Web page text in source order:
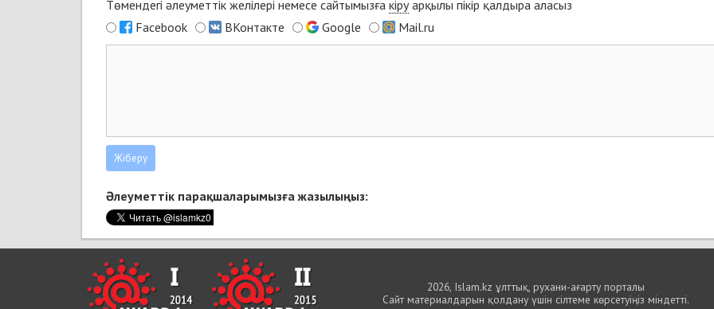
Төмендегі әлеуметтік желілері немесе сайтымызға кіруарқылы пікір қалдыра аласыз
Facebook
ВКонтакте Google Mail.ru
Әлеуметтік парақшаларымызға жазылыңыз:
2026, Islam.kz ұлттық, рухани-ағарту порталы
Сайт материалдарын қолдану үшін сілтеме көрсетуіңіз міндетті.